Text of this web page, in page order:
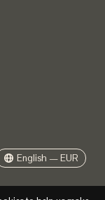
English — EUR